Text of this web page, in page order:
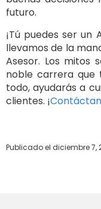
futuro.
¡Tú puedes ser un
llevamos de la
Asesor. Los mitos
noble carrera que
todo, ayudarás a
clientes. ¡
Publicado el diciembre 7,